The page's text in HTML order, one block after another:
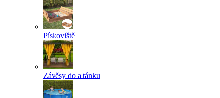
Pískoviště
Závěsy do altánku